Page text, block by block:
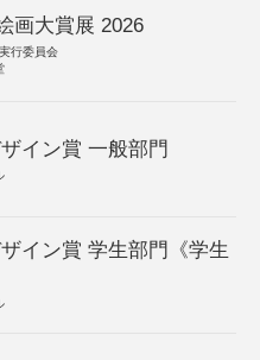
画大賞展 2026
行委員会
イン賞 一般部門
イン賞 学生部門《学生